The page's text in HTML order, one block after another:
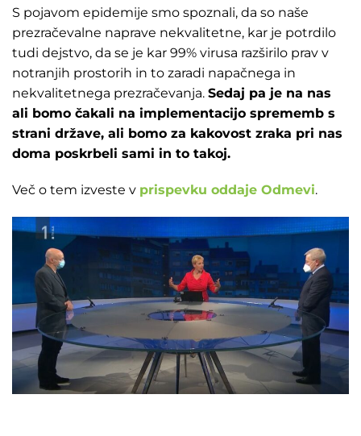
S pojavom epidemije smo spoznali, da so naše
prezračevalne naprave nekvalitetne, kar je potrdilo
tudi dejstvo, da se je kar 99% virusa razširilo prav v
notranjih prostorih in to zaradi napačnega in
nekvalitetnega prezračevanja. Sedaj pa je na nas
ali bomo čakali na implementacijo sprememb s
strani države, ali bomo za kakovost zraka pri nas
doma poskrbeli sami in to takoj.
Več o tem izveste v prispevku oddaje Odmevi.